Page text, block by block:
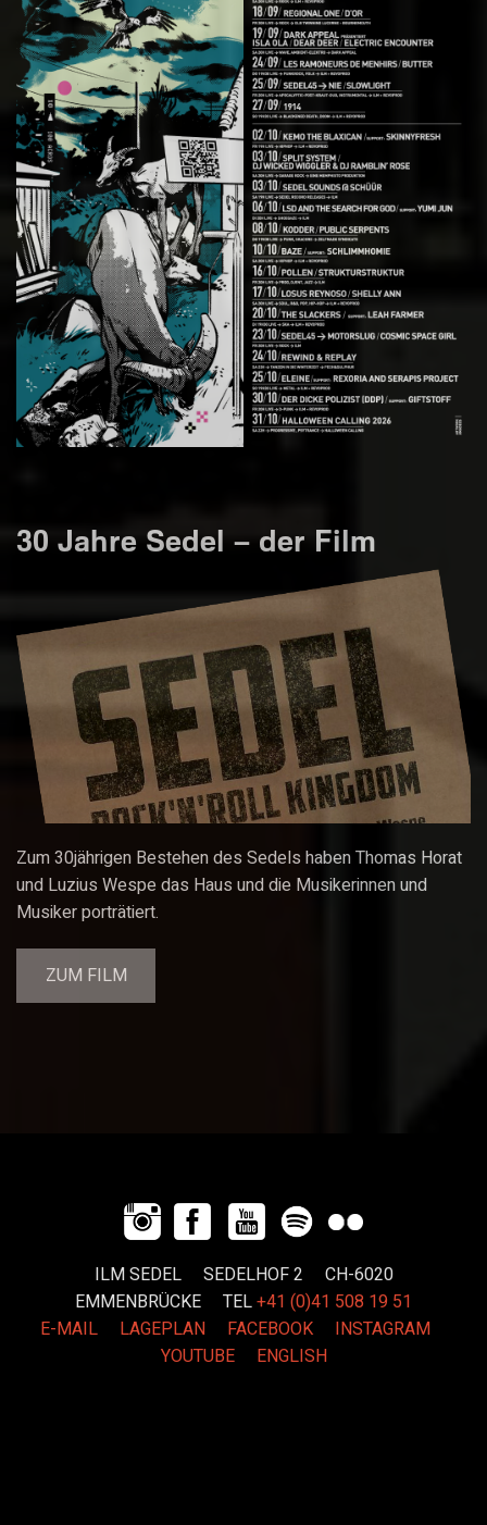
30 Jahre Sedel – der Film
Zum 30jährigen Bestehen des Sedels haben Thomas Horat
und Luzius Wespe das Haus und die Musikerinnen und
Musiker porträtiert.
ZUM FILM
ILM SEDEL SEDELHOF 2 CH-6020
EMMENBRÜCKE TEL+41 (0)41 508 19 51
E-MAIL
LAGEPLAN FACEBOOK
INSTAGRAM
YOUTUBE
ENGLISH